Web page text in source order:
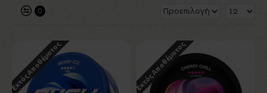
0
Εκτός Αποθέματος Εκτός Αποθέματος